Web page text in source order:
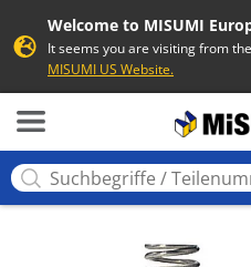
Welcome to MISUMI
It seems you are visiting from
MISUMI US Website.